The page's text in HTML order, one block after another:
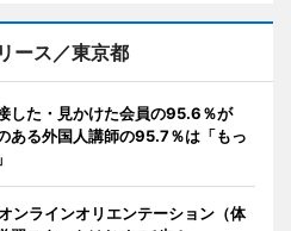
ース／東京都
した・見かけた会員の95.6％が
ある外国人講師の95.7％は「もっ
ンラインオリエンテーション（体